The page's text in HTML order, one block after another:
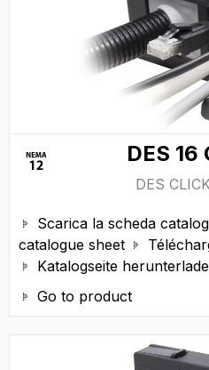
DES 16
DES
 Scarica la scheda
catalogue sheet

 Katalogseite
 Go to product